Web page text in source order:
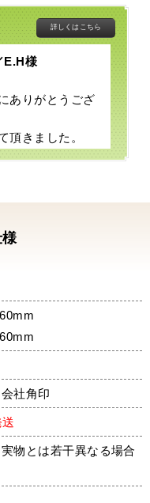
詳しくはこちら
E.H様
ありがとうござ
頂きました。
べて素晴らしい
れる印鑑屋さん
明文堂さんが対
りました。
配でしたが、希
安心したと同時
りました。
ありがとうござ
使いたいと思い
社角印
物とは若干異なる場合